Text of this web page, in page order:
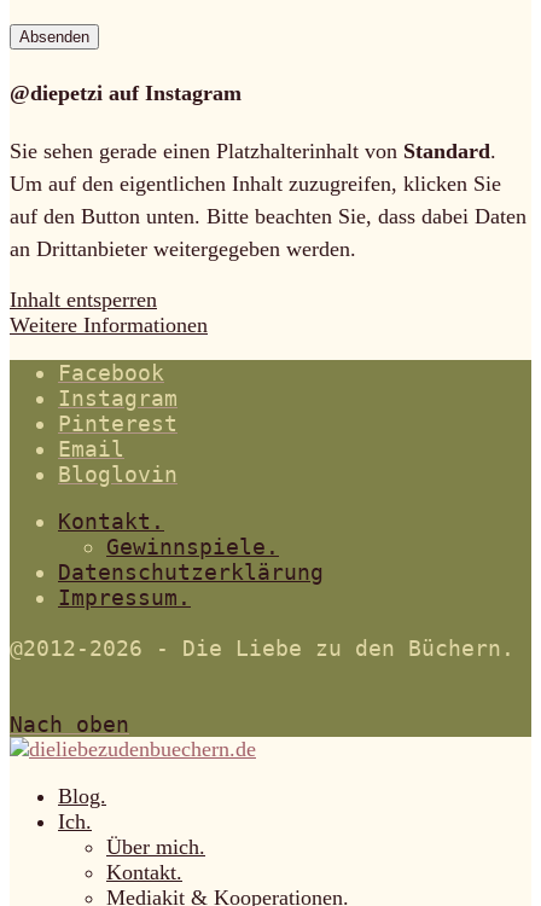
@diepetzi auf Instagram
Sie sehen gerade einen Platzhalterinhalt von Standard.
Um auf den eigentlichen Inhalt zuzugreifen, klicken Sie
auf den Button unten. Bitte beachten Sie, dass dabei Daten
an Drittanbieter weitergegeben werden.
Inhalt entsperren
Weitere Informationen
Facebook
Instagram
Pinterest
Email
Bloglovin
Kontakt.
Gewinnspiele.
Datenschutzerklärung
Impressum.
@2012-2026 - Die Liebe zu den Büchern.
Nach oben
Blog.
Ich.
Über mich.
Kontakt.
Mediakit & Kooperationen.